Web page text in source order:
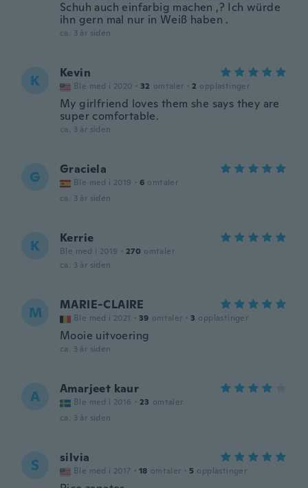
Schuh auch einfarbig machen ,? Ich würde
ihn gern mal nur in Weiß haben .
ca. 3 år siden
K Kevin
Ble med i 2020 · 32 omtaler · 2 opplastinger
My girlfriend loves them she says they are
super comfortable.
ca. 3 år siden
G Graciela
Ble med i 2019 · 6 omtaler
ca. 3 år siden
K Kerrie
Ble med i 2019 · 270 omtaler
ca. 3 år siden
M MARIE-CLAIRE
Ble med i 2021 · 39 omtaler · 3 opplastinger
Mooie uitvoering
ca. 3 år siden
A Amarjeet kaur
Ble med i 2016 · 23 omtaler
ca. 3 år siden
S silvia
Ble med i 2017 · 18 omtaler · 5 opplastinger